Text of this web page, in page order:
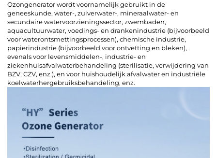
Ozongenerator wordt voornamelijk gebruikt in de
geneeskunde, water-, zuiverwater-, mineraalwater- en
secundaire watervoorzieningssector, zwembaden,
aquacultuurwater, voedings- en drankenindustrie (bijvoorbeeld
voor waterontsmettingsprocessen), chemische industrie,
papierindustrie (bijvoorbeeld voor ontvetting en bleken),
evenals voor levensmiddelen-, industrie- en
ziekenhuisafvalwaterbehandeling (sterilisatie, verwijdering van
BZV, CZV, enz.), en voor huishoudelijk afvalwater en industriële
koelwaterhergebruiksbehandeling, enz.